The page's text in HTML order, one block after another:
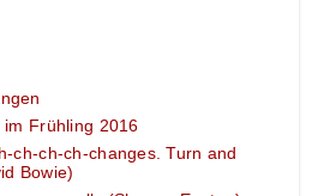
im Frühling 2016
ch-ch-ch-changes. Turn and
Bowie)